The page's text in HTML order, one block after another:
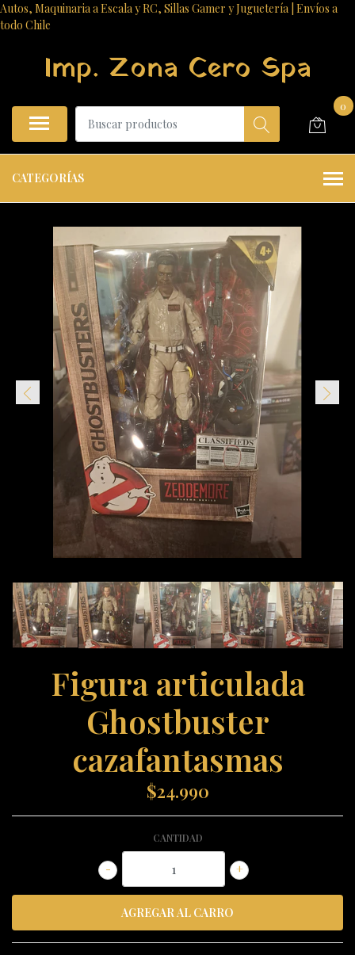
Autos, Maquinaria a Escala y RC, Sillas Gamer y Juguetería | Envíos a
todo Chile
Imp. Zona Cero Spa
0
CATEGORÍAS
Figura articulada
Ghostbuster
cazafantasmas
$24.990
CANTIDAD
+
-